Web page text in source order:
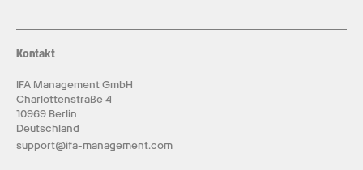
Kontakt
IFA Management GmbH
Charlottenstraße 4
10969 Berlin
Deutschland
support@ifa-management.com